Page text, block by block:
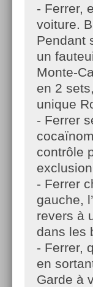
- Ferrer,
voiture.
Pendant
un
Monte-
en 2
unique
- Ferrer
contrôle
- Ferrer
gauche,
revers à
dans les
- Ferrer,
en
Garde à